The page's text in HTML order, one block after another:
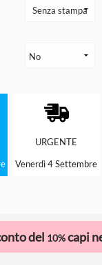
URGENTE
Venerdì 4 Settembre
del 10%capi